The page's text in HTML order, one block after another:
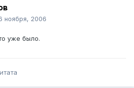
ноября, 2006
уже было.